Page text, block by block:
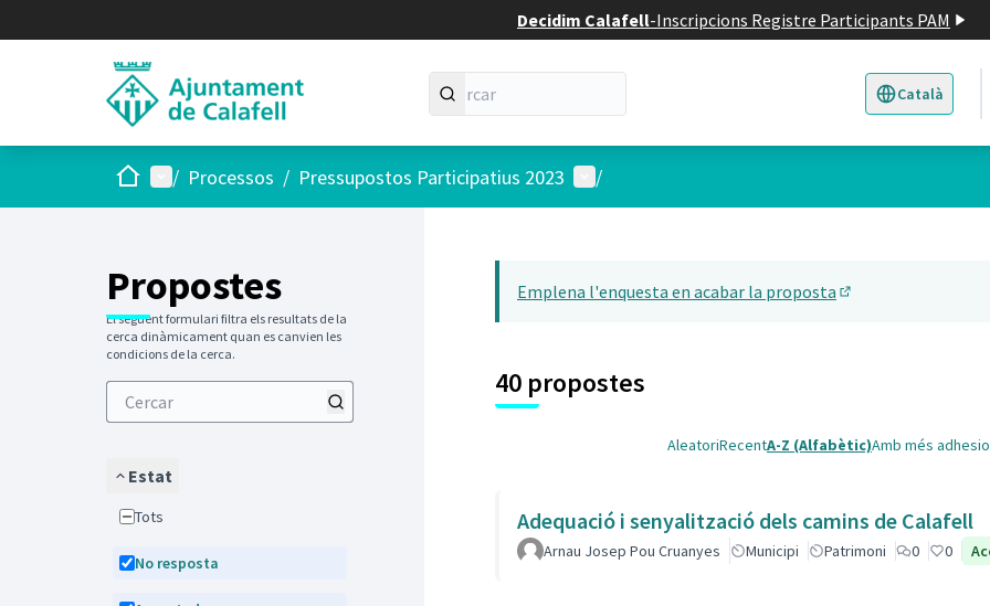
Decidim Calafell-Inscripcions Registre Participants PAM
Català
Triar la llengua
Inici Menú principal
/ Processos / Pressupostos Participatius 2023 Menú d'usuari
/
Propostes
El següent formulari filtra els resultats de la
cerca dinàmicament quan es canvien les
condicions de la cerca.
Estat
Tots
No resposta
Emplena l'enquesta en acabar la proposta
40 propostes
AleatoriRecentA-Z (Alfabètic)Amb més
Adequació i senyalització dels camins de Calafell
Arnau Josep Pou Cruanyes Municipi Patrimoni 0 0